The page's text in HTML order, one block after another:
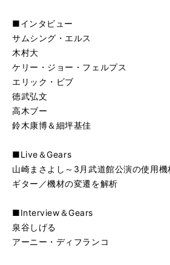
■インタビュー
サムシング・エルス
木村大
ケリー・ジョー・フェルプス
エリック・ビブ
徳武弘文
高木ブー
鈴木康博＆細坪基佳
■Live＆Gears
山崎まさよし～3月武道館公演の使用
ギター／機材の変遷を解析
■Interview＆Gears
泉谷しげる
アーニー・ディフランコ